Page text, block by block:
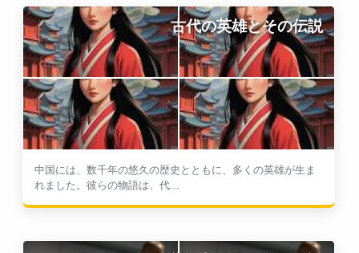
古代の英雄とその伝説
中国には、数千年の悠久の歴史とともに、多くの英雄が生ま
れました。彼らの物語は、代...
影響を与えた外国の伝説